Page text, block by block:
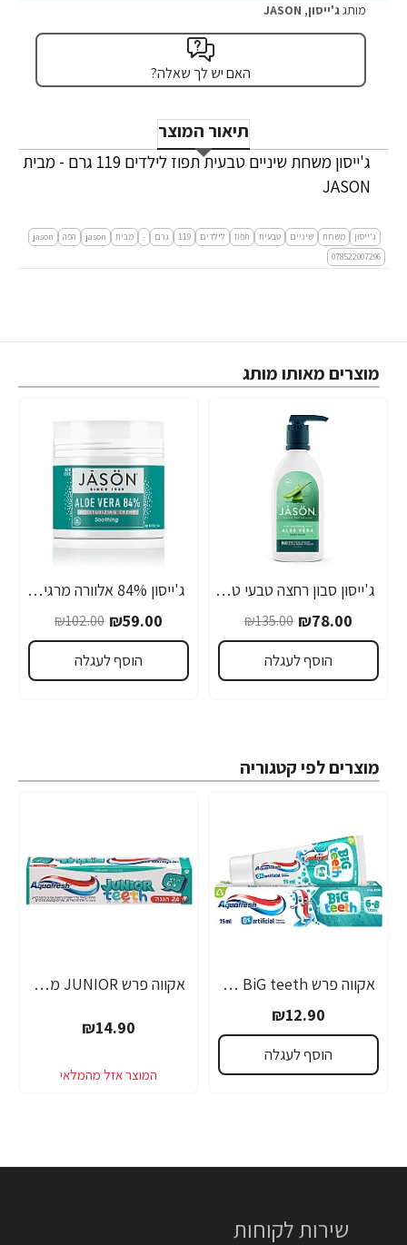
מותגג'ייסון,
JASON
האם יש לך שאלה?
תיאור המוצר
ג'ייסון משחת שיניים טבעית תפוז לילדים 119 גרם - מבית
JASON
ג'ייסון משחת שיניים טבעית תפוז לילדים 119 גרם - מבית jason הפה
jason
078522007296
מוצרים מאותו מותג
-42%
ג'ייסון סבון רחצה טבעי טהור אלוורה מרגיעה 887 מ"ל - מבית JASON
₪78.00
₪135.00
הוסף לעגלה
-42%
ג'ייסון 84% אלוורה מרגיעה קרם לחות 113 גרם - מבית JASON
₪59.00
₪102.00
הוסף לעגלה
מוצרים לפי קטגוריה
אקווה פרש BiG teeth משחת שיניים לילדים לגילאי 6-8 שנים - 50 מ"ל
₪12.90
הוסף לעגלה
אקווה פרש JUNIOR משחת שיניים לילדים +6 - 50 מ"ל
₪14.90
שירות לקוחות